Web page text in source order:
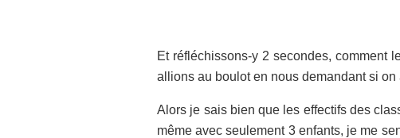
Et réfléchissons-y 2 secondes, comment
allions au boulot en nous demandant si
Alors je sais bien que les effectifs des
même avec seulement 3 enfants, je me